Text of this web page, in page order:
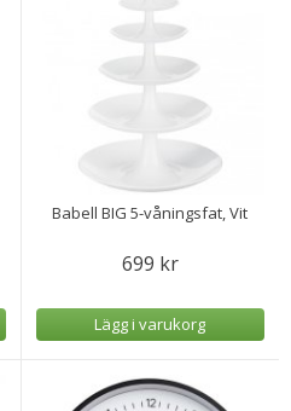
Babell BIG 5-våningsfat, Vit
699 kr
Lägg i varukorg